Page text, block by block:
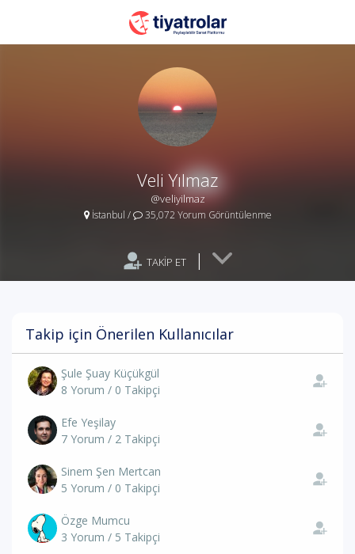
Veli Yılmaz
@veliyilmaz
İstanbul / 35,072 Yorum Görüntülenme
TAKİP ET |
Takip için Önerilen Kullanıcılar
Şule Şuay Küçükgül
8 Yorum / 0 Takipçi
Efe Yeşilay
7 Yorum / 2 Takipçi
Sinem Şen Mertcan
5 Yorum / 0 Takipçi
Özge Mumcu
3 Yorum / 5 Takipçi